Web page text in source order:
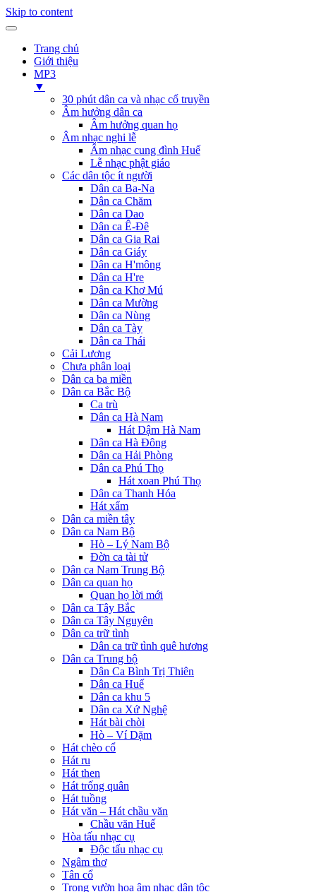
Skip to content
Trang chủ
Giới thiệu
MP3
▼
30 phút dân ca và nhạc cổ truyền
Âm hưởng dân ca
Âm hưởng quan họ
Âm nhạc nghi lễ
Âm nhạc cung đình Huế
Lễ nhạc phật giáo
Các dân tộc ít người
Dân ca Ba-Na
Dân ca Chăm
Dân ca Dao
Dân ca Ê-Đê
Dân ca Gia Rai
Dân ca Giáy
Dân ca H'mông
Dân ca H're
Dân ca Khơ Mú
Dân ca Mường
Dân ca Nùng
Dân ca Tày
Dân ca Thái
Cải Lương
Chưa phân loại
Dân ca ba miền
Dân ca Bắc Bộ
Ca trù
Dân ca Hà Nam
Hát Dậm Hà Nam
Dân ca Hà Đông
Dân ca Hải Phòng
Dân ca Phú Thọ
Hát xoan Phú Thọ
Dân ca Thanh Hóa
Hát xẩm
Dân ca miền tây
Dân ca Nam Bộ
Hò – Lý Nam Bộ
Đờn ca tài tử
Dân ca Nam Trung Bộ
Dân ca quan họ
Quan họ lời mới
Dân ca Tây Bắc
Dân ca Tây Nguyên
Dân ca trữ tình
Dân ca trữ tình quê hương
Dân ca Trung bộ
Dân Ca Bình Trị Thiên
Dân ca Huế
Dân ca khu 5
Dân ca Xứ Nghệ
Hát bài chòi
Hò – Ví Dặm
Hát chèo cổ
Hát ru
Hát then
Hát trống quân
Hát tuồng
Hát văn – Hát chầu văn
Chầu văn Huế
Hòa tấu nhạc cụ
Độc tấu nhạc cụ
Ngâm thơ
Tân cổ
Trong vườn hoa âm nhạc dân tộc